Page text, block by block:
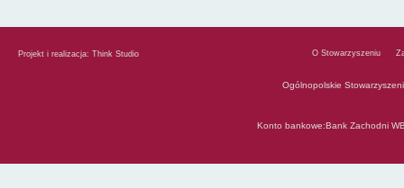
Projekt i realizacja: Think Studio O Stowarzyszeniu
Ogólnopolskie
Konto bankowe:Bank Zachodni